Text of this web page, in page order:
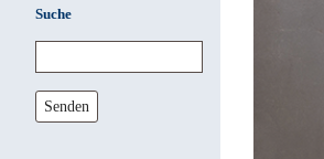
Suche
Senden